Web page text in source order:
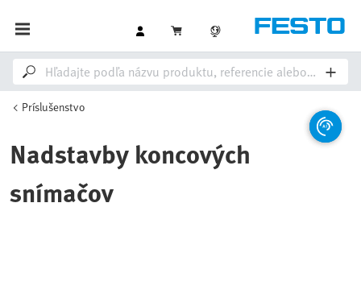
Príslušenstvo
Nadstavby koncových
snímačov